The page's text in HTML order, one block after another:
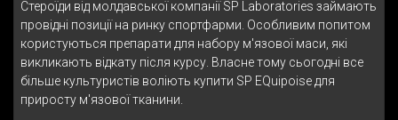
Стероїди від молдавської компанії SP Laboratories займають
провідні позиції на ринку спортфарми. Особливим попитом
користуються препарати для набору м'язової маси, які
викликають відкату після курсу. Власне тому сьогодні все
більше культуристів воліють купити SP EQuipoise для
приросту м'язової тканини.